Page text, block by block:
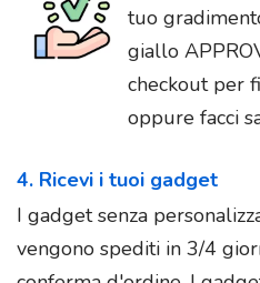
tuo
giallo
checkout per
oppure facci
4. Ricevi i tuoi gadget
I gadget senza
vengono spediti in 3/4